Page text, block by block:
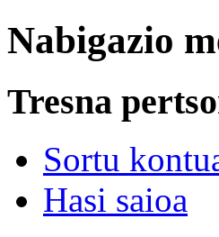
Nabigazio
Tresna
Sortu
Hasi saioa